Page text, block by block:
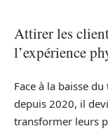
Attirer les
l’expérience
Face à la baisse
depuis 2020, il
transformer leurs